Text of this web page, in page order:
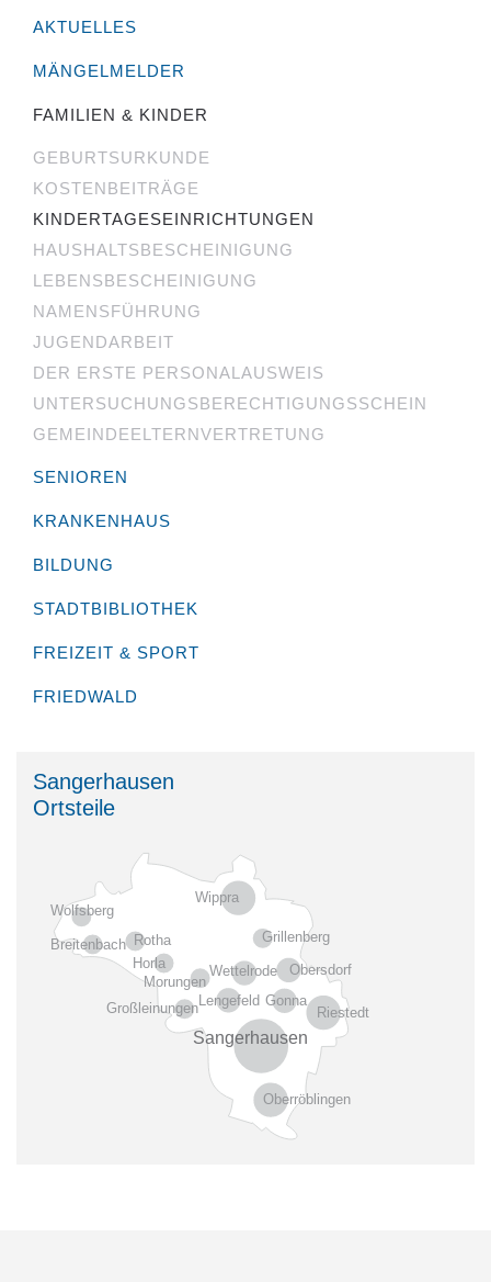
AKTUELLES
MÄNGELMELDER
FAMILIEN & KINDER
GEBURTSURKUNDE
KOSTENBEITRÄGE
KINDERTAGESEINRICHTUNGEN
HAUSHALTSBESCHEINIGUNG
LEBENSBESCHEINIGUNG
NAMENSFÜHRUNG
JUGENDARBEIT
DER ERSTE PERSONALAUSWEIS
UNTERSUCHUNGS­BERECHTIGUNGS­SCHEIN
GEMEINDEELTERNVERTRETUNG
SENIOREN
KRANKENHAUS
BILDUNG
STADTBIBLIOTHEK
FREIZEIT & SPORT
FRIEDWALD
Sangerhausen
Ortsteile
Riestedt
Gonna
Obersdorf
Grillenberg
Wippra
Wolfsberg
Rotha
Breitenbach
Horla
Morungen
Wettelrode
Lengefeld
Großleinungen
Sangerhausen
Oberröblingen